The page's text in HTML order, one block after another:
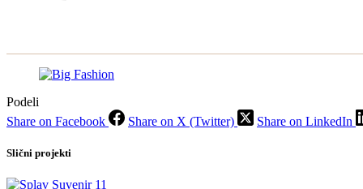
Podeli
Share on Facebook
Share on X (Twitter) Share on LinkedIn
Slični projekti